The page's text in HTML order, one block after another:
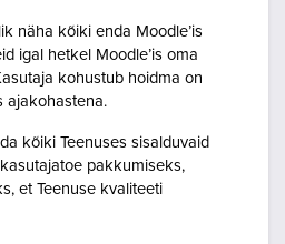
näha kõiki enda Moodle’is
igal hetkel Moodle’is oma
kohustub hoidma on
ajakohastena.
kõiki Teenuses sisalduvaid
pakkumiseks,
et Teenuse kvaliteeti